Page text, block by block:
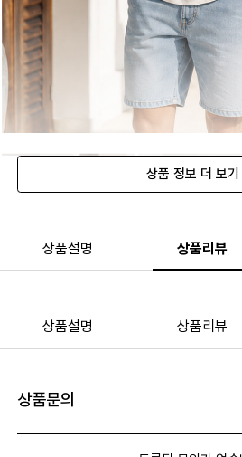
상품 정보 더 보기
상품설명 상품리뷰
상품설명 상품리뷰
상품문의